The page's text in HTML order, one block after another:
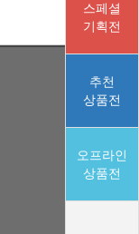
스페셜
기획전
추천
상품전
오프라인
상품전